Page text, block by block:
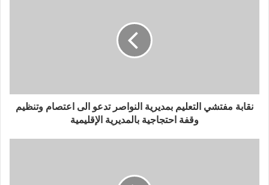
نقابة مفتشي التعليم بمديرية النواصر تدعو الى اعتصام وتنظيم
وقفة احتجاجية بالمديرية الإقليمية